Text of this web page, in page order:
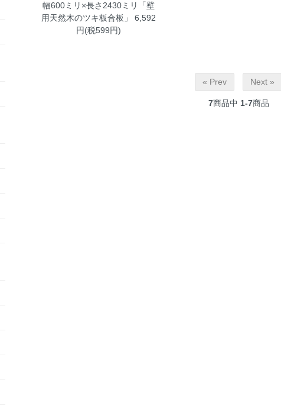
幅600ミリ×長さ2430ミリ「壁
用天然木のツキ板合板」
6,592
円(税599円)
« Prev Next »
7商品中 1-7商品